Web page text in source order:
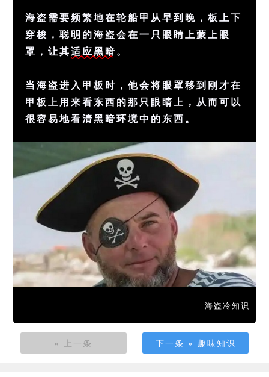
海盗需要频繁地在轮船甲从早到晚，板上下
穿梭，聪明的海盗会在一只眼睛上蒙上眼
罩，让其适应黑暗。
当海盗进入甲板时，他会将眼罩移到刚才在
甲板上用来看东西的那只眼睛上，从而可以
很容易地看清黑暗环境中的东西。
海盗冷知识
« 上一条 下一条 » 趣味知识